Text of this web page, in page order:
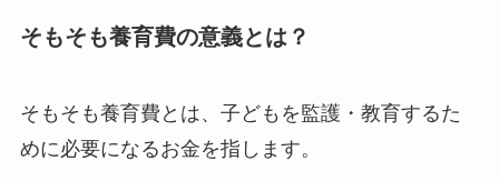
そもそも養育費の意義とは？
そもそも養育費とは、子どもを監護・教育するた
めに必要になるお金を指します。